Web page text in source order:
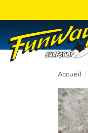
Accueil